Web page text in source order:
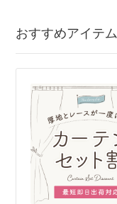
おすすめアイテム